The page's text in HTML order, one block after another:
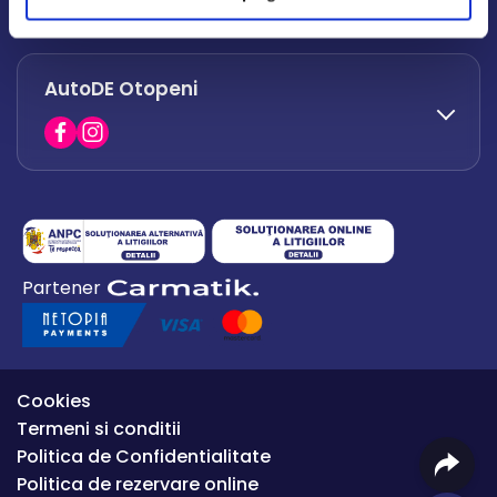
office.afumati@autode.ro
0730 063 852
0730 063 851
AutoDE Otopeni
0754 649 360
office.premium@autode.ro
Partener
Cookies
Termeni si conditii
Politica de Confidentialitate
Politica de rezervare online